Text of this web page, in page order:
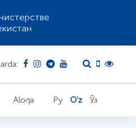
Aloqa Ру O'z Ўз